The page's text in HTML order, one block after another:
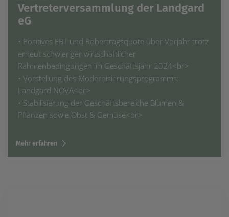
Vertreterversammlung der Landgard
eG
• Positives EBT und Rohertragsquote über Vorjahr trotz
erneut schwieriger wirtschaftlicher
Rahmenbedingungen im Geschäftsjahr 2024<br>
• Vorstellung des Modernisierungsprogramms:
Landgard NOVA<br>
• Stabilisierung der Geschäftsbereiche Blumen &
Pflanzen sowie Obst & Gemüse<br>
Mehr erfahren